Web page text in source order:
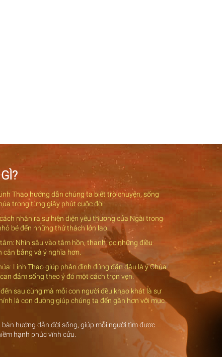
Thao hướng dẫn chúng ta biết trò chuyện, sống
trong từng giây phút cuộc đời.
nhận ra sự hiện diện yêu thương của Ngài trong
bé đến những thử thách lớn lao.
Nhìn sâu vào tâm hồn, thanh lọc những điều
bằng và ý nghĩa hơn.
Linh Thao giúp phân định đúng đắn đâu là ý Chúa
đảm sống theo ý đó một cách trọn vẹn.
sau cùng mà mỗi con người đều khao khát là sự
là con đường giúp chúng ta đến gần hơn với mục
hướng dẫn đời sống, giúp mỗi người tìm được
hạnh phúc vĩnh cửu.